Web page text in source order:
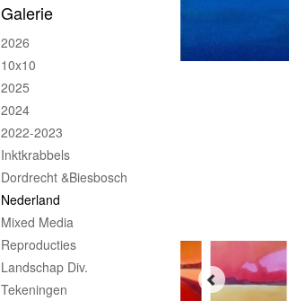
Galerie
2026
10x10
2025
2024
2022-2023
Inktkrabbels
Dordrecht &Biesbosch
Nederland
Mixed Media
Reproducties
Landschap Div.
Tekeningen